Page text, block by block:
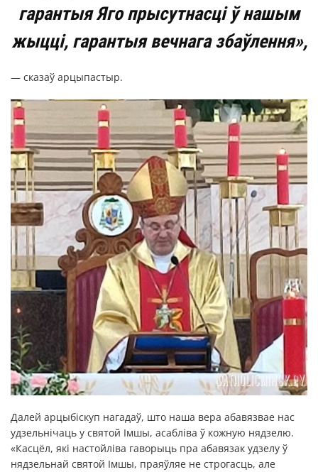
гарантыя Яго прысутнасці ў нашым
жыцці, гарантыя вечнага збаўлення»,
— сказаў арцыпастыр.
Далей арцыбіскуп нагадаў, што наша вера абавязвае нас
удзельнічаць у святой Імшы, асабліва ў кожную нядзелю.
«Касцёл, які настойліва гаворыць пра абавязак удзелу ў
нядзельнай святой Імшы, праяўляе не строгасць, але